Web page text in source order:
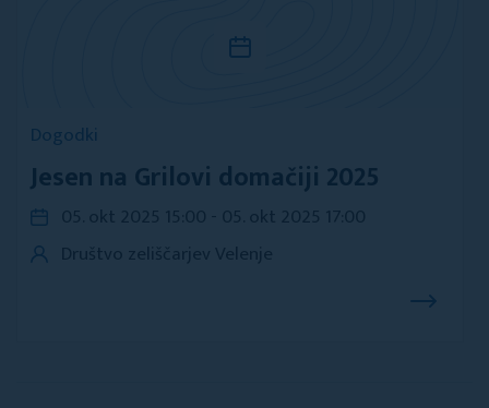
Dogodki
Jesen na Grilovi domačiji 2025